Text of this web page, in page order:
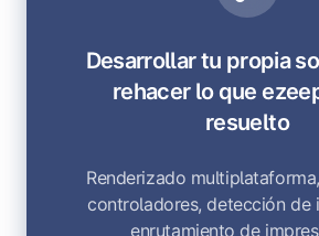
Desarrollar tu propia
rehacer lo que
resuelto
Renderizado
controladores, detección de
enrutamiento de